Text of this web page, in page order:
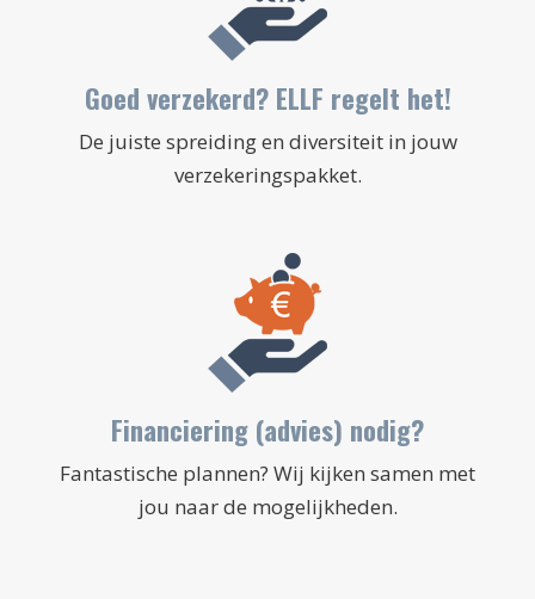
Goed verzekerd? ELLF regelt het!
De juiste spreiding en diversiteit in jouw
verzekeringspakket.
Financiering (advies) nodig?
Fantastische plannen? Wij kijken samen met
jou naar de mogelijkheden.